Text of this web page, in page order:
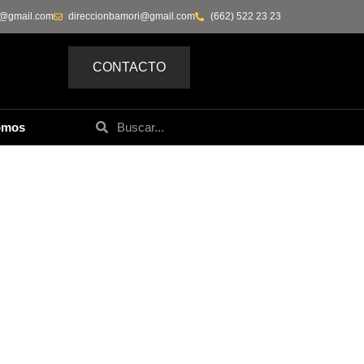
(662) 522 23 23
direccionbamori@gmail.com
CONTACTO